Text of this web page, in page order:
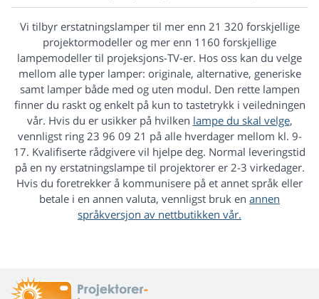
Vi tilbyr erstatningslamper til mer enn 21 320 forskjellige
projektormodeller og mer enn 1160 forskjellige
lampemodeller til projeksjons-TV-er. Hos oss kan du velge
mellom alle typer lamper: originale, alternative, generiske
samt lamper både med og uten modul. Den rette lampen
finner du raskt og enkelt på kun to tastetrykk i veiledningen
vår. Hvis du er usikker på hvilken lampe du skal velge,
vennligst ring 23 96 09 21 på alle hverdager mellom kl. 9-
17. Kvalifiserte rådgivere vil hjelpe deg. Normal leveringstid
på en ny erstatningslampe til projektorer er 2-3 virkedager.
Hvis du foretrekker å kommunisere på et annet språk eller
betale i en annen valuta, vennligst bruk en annen
språkversjon av nettbutikken vår.